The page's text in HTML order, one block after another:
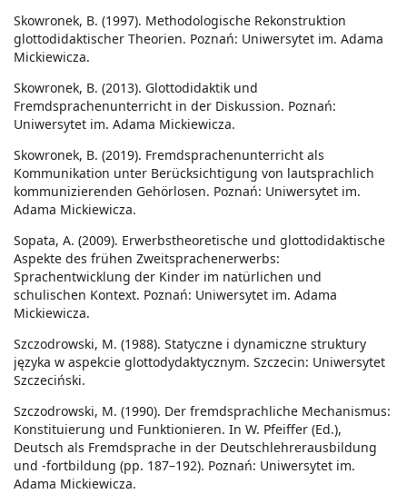
Skowronek, B. (1997). Methodologische Rekonstruktion
glottodidaktischer Theorien. Poznań: Uniwersytet im. Adama
Mickiewicza.
Skowronek, B. (2013). Glottodidaktik und
Fremdsprachenunterricht in der Diskussion. Poznań:
Uniwersytet im. Adama Mickiewicza.
Skowronek, B. (2019). Fremdsprachenunterricht als
Kommunikation unter Berücksichtigung von lautsprachlich
kommunizierenden Gehörlosen. Poznań: Uniwersytet im.
Adama Mickiewicza.
Sopata, A. (2009). Erwerbstheoretische und glottodidaktische
Aspekte des frühen Zweitsprachenerwerbs:
Sprachentwicklung der Kinder im natürlichen und
schulischen Kontext. Poznań: Uniwersytet im. Adama
Mickiewicza.
Szczodrowski, M. (1988). Statyczne i dynamiczne struktury
języka w aspekcie glottodydaktycznym. Szczecin: Uniwersytet
Szczeciński.
Szczodrowski, M. (1990). Der fremdsprachliche Mechanismus:
Konstituierung und Funktionieren. In W. Pfeiffer (Ed.),
Deutsch als Fremdsprache in der Deutschlehrerausbildung
und -fortbildung (pp. 187–192). Poznań: Uniwersytet im.
Adama Mickiewicza.